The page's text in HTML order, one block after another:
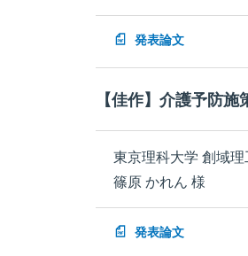
発表論文
【佳作】介護予防
東京理科大学 創域
篠原 かれん 様
発表論文